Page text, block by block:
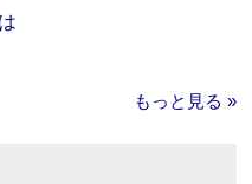
もっと見る »